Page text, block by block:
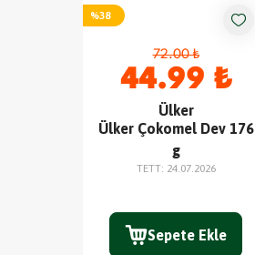
%38
72.00 ₺
44.99 ₺
Ülker
Ülker Çokomel Dev 176
g
TETT: 24.07.2026
Sepete Ekle